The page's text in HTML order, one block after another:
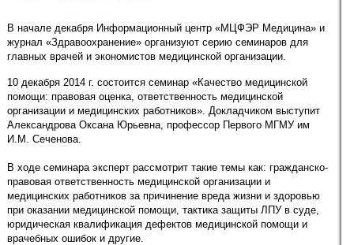
В начале декабря Информационный центр «МЦФЭР Медицина» и
журнал «Здравоохранение» организуют серию семинаров для
главных врачей и экономистов медицинской организации.
10 декабря 2014 г. состоится семинар «Качество медицинской
помощи: правовая оценка, ответственность медицинской
организации и медицинских работников». Докладчиком выступит
Александрова Оксана Юрьевна, профессор Первого МГМУ им
И.М. Сеченова.
В ходе семинара эксперт рассмотрит такие темы как: гражданско-
правовая ответственность медицинской организации и
медицинских работников за причинение вреда жизни и здоровью
при оказании медицинской помощи, тактика защиты ЛПУ в суде,
юридическая квалификация дефектов медицинской помощи и
врачебных ошибок и другие.